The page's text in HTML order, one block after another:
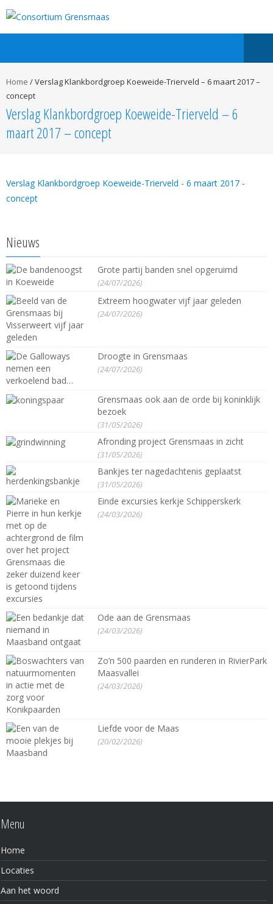
Home /Verslag Klankbordgroep Koeweide-Trierveld – 6 maart 2017 –
concept
Verslag Klankbordgroep Koeweide-Trierveld – 6
maart 2017 – concept
Verslag Klankbordgroep Koeweide-Trierveld - 6 maart 2017 -
concept
Nieuws
Grote partij banden snel opgeruimd
(24/07/2026)
Extreem hoogwater vijf jaar geleden
(24/07/2026)
Droogte in Grensmaas
(24/07/2026)
Grensmaas ook aan de orde bij koninklijk
bezoek
(31/05/2026)
Afronding project Grensmaas in zicht
(31/05/2026)
Bankjes ter nagedachtenis geplaatst
(31/05/2026)
Einde excursies kerkje Schipperskerk
(24/03/2026)
Ode aan de Grensmaas
(24/03/2026)
Zo’n 500 paarden en runderen in RivierPark
Maasvallei
(24/03/2026)
Liefde voor de Maas
(20/02/2026)
Menu
Home
Locaties
Aan het woord